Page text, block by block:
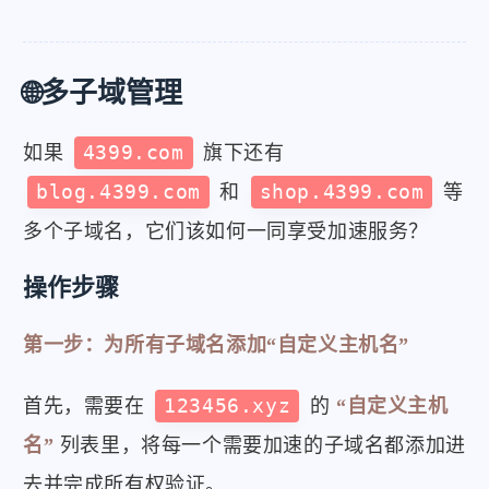
🌐多子域管理
如果 4399.com
旗下还有
blog.4399.com
和 shop.4399.com
等
多个子域名，它们该如何一同享受加速服务？
操作步骤
第一步：为所有子域名添加“自定义主机名”
首先，需要在 123456.xyz 的 “自定义主机
名” 列表里，将每一个需要加速的子域名都添加进